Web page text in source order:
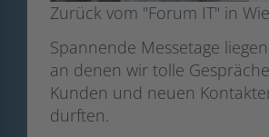
Zurück vom "Forum IT" in
Spannende Messetage
an denen wir tolle
Kunden und neuen
durften.